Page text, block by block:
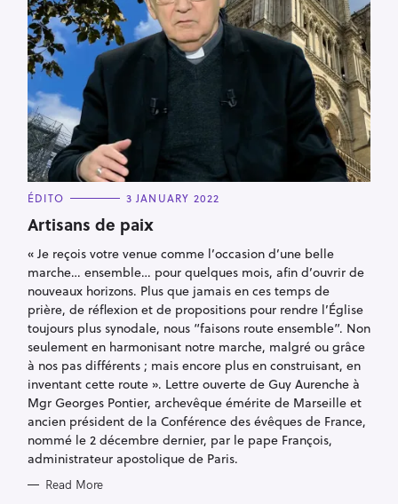
C
T
E
O
I
E
S
ÉDITO 3 JANUARY 2022
Artisans de paix
« Je reçois votre venue comme l’occasion d’une belle
marche… ensemble… pour quelques mois, afin d’ouvrir de
nouveaux horizons. Plus que jamais en ces temps de
prière, de réflexion et de propositions pour rendre l’Église
toujours plus synodale, nous “faisons route ensemble”. Non
seulement en harmonisant notre marche, malgré ou grâce
à nos pas différents ; mais encore plus en construisant, en
inventant cette route ». Lettre ouverte de Guy Aurenche à
Mgr Georges Pontier, archevêque émérite de Marseille et
ancien président de la Conférence des évêques de France,
nommé le 2 décembre dernier, par le pape François,
administrateur apostolique de Paris.
Read More
S
e
a
r
c
h
o
r
: